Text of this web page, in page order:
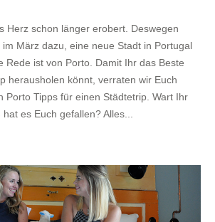
Herz schon länger erobert. Deswegen
März dazu, eine neue Stadt in Portugal
Rede ist von Porto. Damit Ihr das Beste
herausholen könnt, verraten wir Euch
Porto Tipps für einen Städtetrip. Wart Ihr
es Euch gefallen? Alles...